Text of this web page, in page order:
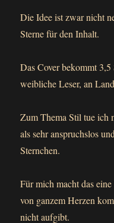
Die Idee ist zwar nicht
Sterne für den Inhalt.
Das Cover bekommt
weibliche Leser, an
Zum Thema Stil tue ich
als sehr anspruchslos
Sternchen.
Für mich macht das
von ganzem Herzen
nicht aufgibt.